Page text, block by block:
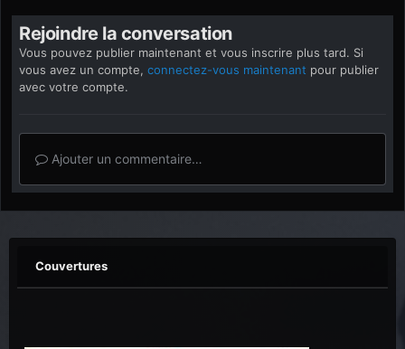
Rejoindre la conversation
Vous pouvez publier maintenant et vous inscrire plus tard. Si
vous avez un compte, connectez-vous maintenant pour publier
avec votre compte.
Ajouter un commentaire…
Couvertures